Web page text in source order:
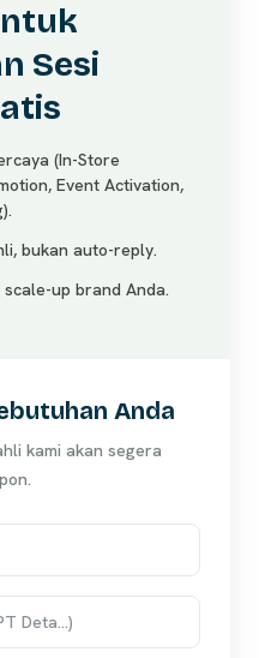
Sesi
(In-Store
Event Activation,
bukan auto-reply.
up brand Anda.
Anda
kami akan segera